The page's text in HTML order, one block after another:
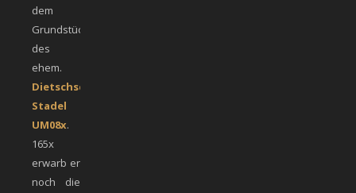
dem
Grundstück
des
ehem.
Dietschschen
Stadel
UM08x.
165x
erwarb er
noch die